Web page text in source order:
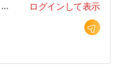
... ログインして表示